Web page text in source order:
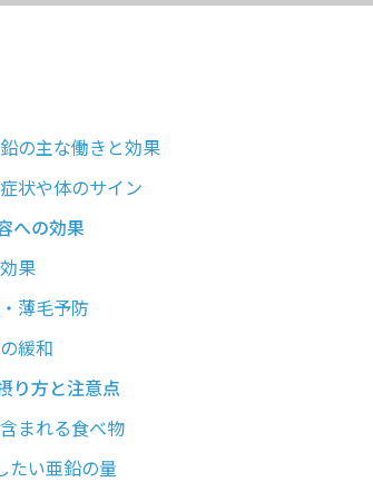
の主な働きと効果
状や体のサイン
への効果
果
薄毛予防
緩和
り方と注意点
まれる食べ物
たい亜鉛の量